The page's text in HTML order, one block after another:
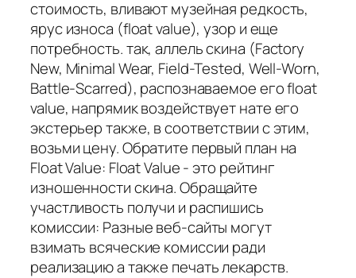
стоимость, вливают музейная редкость,
ярус износа (float value), узор и еще
потребность. так, аллель скина (Factory
New, Minimal Wear, Field-Tested, Well-Worn,
Battle-Scarred), распознаваемое его float
value, напрямик воздействует нате его
экстерьер также, в соответствии с этим,
возьми цену. Обратите первый план на
Float Value: Float Value - это рейтинг
изношенности скина. Обращайте
участливость получи и распишись
комиссии: Разные веб-сайты могут
взимать всяческие комиссии ради
реализацию а также печать лекарств.